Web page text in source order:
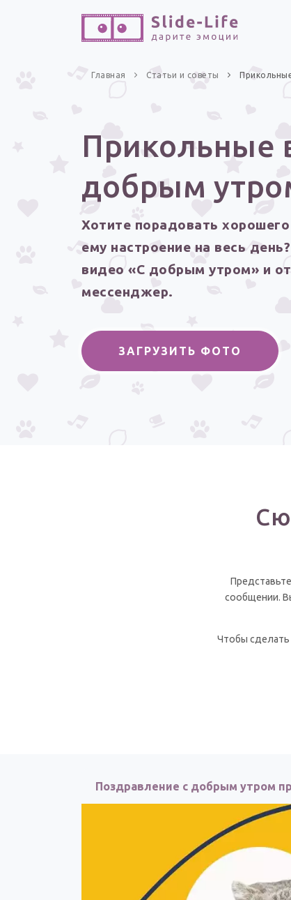
Прикольные
добрым
Хотите порадовать
ему настроение на весь
видео «С добрым утром» и
мессенджер.
ЗАГРУЗИТЬ ФОТО
Главная Статьи и советы
сообщении.
Чтобы сделать
Поздравление с добрым утром